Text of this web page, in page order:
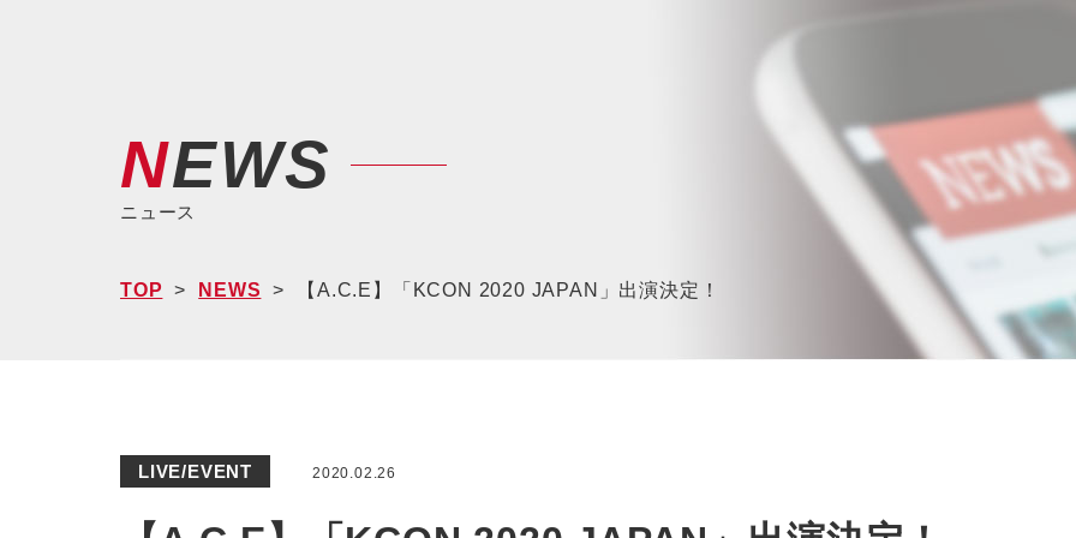
NEWS
ニュース
TOP NEWS 【A.C.E】「KCON 2020 JAPAN」出演決定！
LIVE/EVENT 2020.02.26